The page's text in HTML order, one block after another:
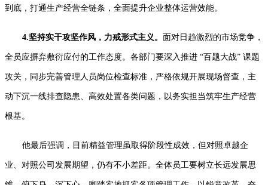
到底，打通生产经营全链条，全面提升企业整体运营效能。
4.坚持实干攻坚作风，力戒形式主义。 面对日趋激烈的市场竞争，
全员应摒弃敷衍应付的工作态度。各部门要深入推进 “百题大战” 课题
攻关，同步完善管理人员岗位检查标准，严格依规开展现场督查，主
动下沉一线排查隐患、高效处置各类问题，以务实担当筑牢生产经营
根基。
他最后强调，目前精益管理虽取得阶段性成效，但对照卓越企
业、对照公司发展期望，仍有不小差距。全体员工要树立长远发展思